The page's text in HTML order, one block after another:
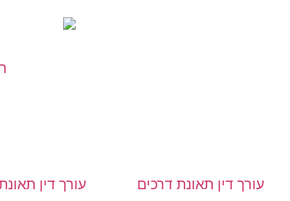
עורך דין תאונת דרכים עורך דין